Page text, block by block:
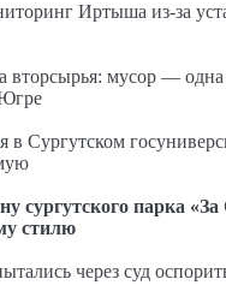
Иртыша из-за
вторсырья: мусор —
Сургутском
сургутского парка
стилю
через суд